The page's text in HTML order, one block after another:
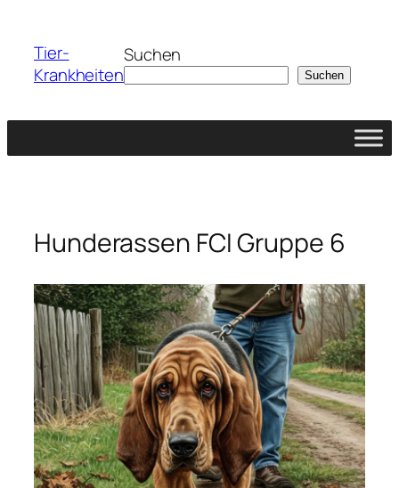
springen
Tier-
Krankheiten
Suchen
Suchen
Hunderassen FCI Gruppe 6